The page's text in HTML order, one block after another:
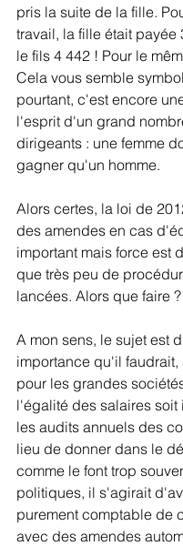
pris la suite de la fille.
travail, la fille était payée
le fils 4 442 ! Pour le
Cela vous semble
pourtant, c'est encore
l'esprit d'un grand
dirigeants : une femme
gagner qu'un homme.
Alors certes, la loi de
des amendes en cas
important mais force est
que très peu de
lancées. Alors que faire ?
A mon sens, le sujet est
importance qu'il faudrait,
pour les grandes
l'égalité des salaires soit
les audits annuels des
lieu de donner dans le
comme le font trop
politiques, il s'agirait
purement comptable de
avec des amendes